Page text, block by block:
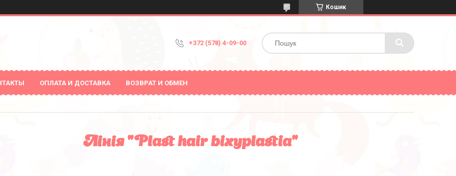
Кошик
+372 (578) 4-09-00
ОПЛАТА И ДОСТАВКА ВОЗВРАТ И ОБМЕН
Лінія "Plast hair bixyplastia"